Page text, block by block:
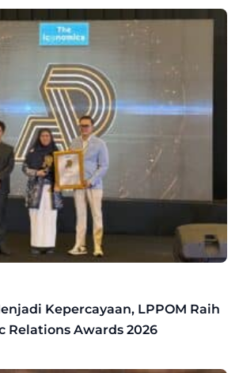
Kepercayaan, LPPOM Raih
Relations Awards 2026